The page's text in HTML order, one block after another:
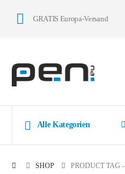
GRATIS Europa-Versand
Alle Kategorien
SHOP PRODUCT TAG -